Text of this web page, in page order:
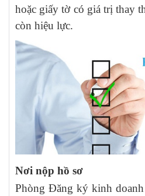
hoặc giấy tờ có giá trị thay
còn hiệu lực.
Nơi nộp hồ sơ
Phòng Đăng ký kinh doanh